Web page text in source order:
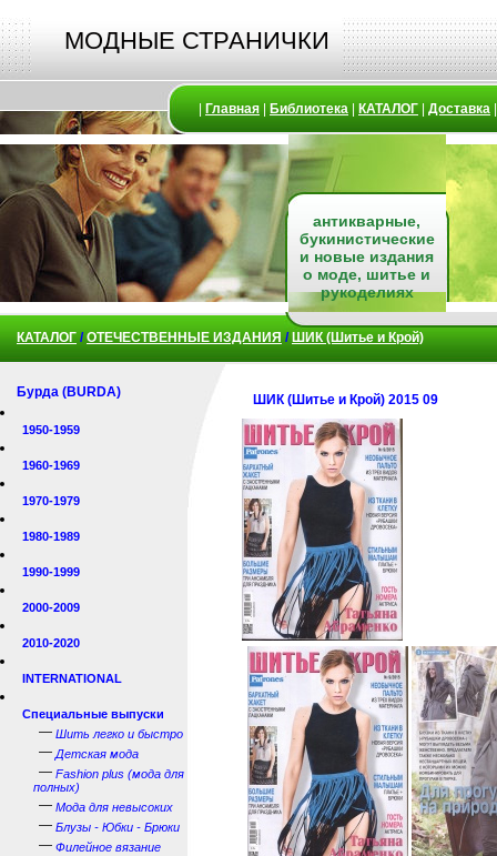
МОДНЫЕ СТРАНИЧКИ
Главная Библиотека КАТАЛОГ Доставка
антикварные,
букинистические
и новые издания
о моде, шитье и
рукоделиях
КАТАЛОГ /ОТЕЧЕСТВЕННЫЕ ИЗДАНИЯ / ШИК (Шитье и Крой)
Бурда (BURDA)
1950-1959
1960-1969
1970-1979
1980-1989
1990-1999
2000-2009
2010-2020
INTERNATIONAL
Специальные выпуски
— Шить легко и быстро
— Детская мода
— Fashion plus (мода для
полных)
— Мода для невысоких
— Блузы - Юбки - Брюки
— Филейное вязание
ШИК (Шитье и Крой) 2015 09